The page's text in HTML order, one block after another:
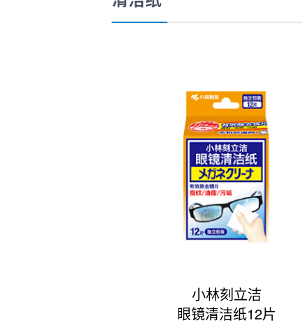
小林刻立洁
眼镜清洁纸12片